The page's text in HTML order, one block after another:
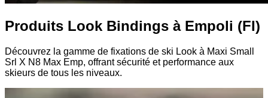
Produits Look Bindings à Empoli (FI)
Découvrez la gamme de fixations de ski Look à Maxi Small
Srl X N8 Max Emp, offrant sécurité et performance aux
skieurs de tous les niveaux.